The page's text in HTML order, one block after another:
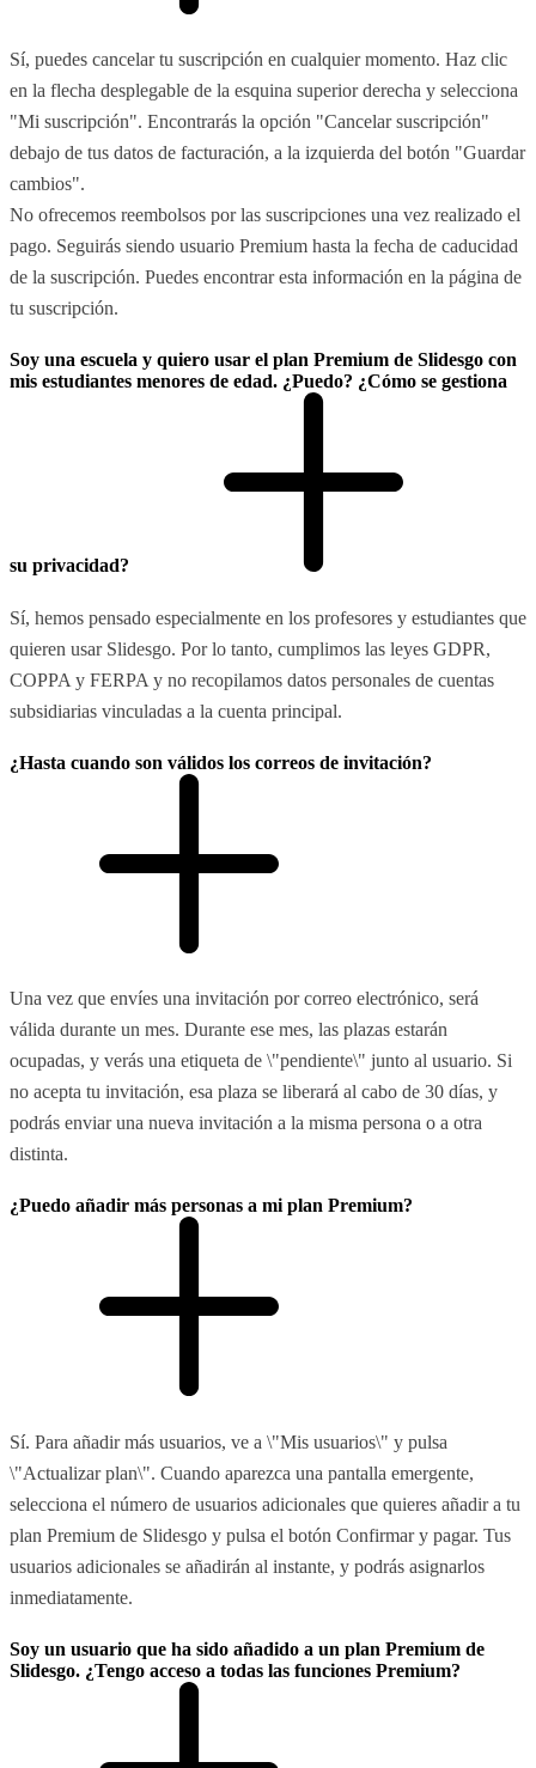
Sí, puedes cancelar tu suscripción en cualquier momento. Haz clic
en la flecha desplegable de la esquina superior derecha y selecciona
"Mi suscripción". Encontrarás la opción "Cancelar suscripción"
debajo de tus datos de facturación, a la izquierda del botón "Guardar
cambios".
No ofrecemos reembolsos por las suscripciones una vez realizado el
pago. Seguirás siendo usuario Premium hasta la fecha de caducidad
de la suscripción. Puedes encontrar esta información en la página de
tu suscripción.
Soy una escuela y quiero usar el plan Premium de Slidesgo con
mis estudiantes menores de edad. ¿Puedo? ¿Cómo se gestiona
su privacidad?
Sí, hemos pensado especialmente en los profesores y estudiantes que
quieren usar Slidesgo. Por lo tanto, cumplimos las leyes GDPR,
COPPA y FERPA y no recopilamos datos personales de cuentas
subsidiarias vinculadas a la cuenta principal.
¿Hasta cuando son válidos los correos de invitación?
Una vez que envíes una invitación por correo electrónico, será
válida durante un mes. Durante ese mes, las plazas estarán
ocupadas, y verás una etiqueta de \"pendiente\" junto al usuario. Si
no acepta tu invitación, esa plaza se liberará al cabo de 30 días, y
podrás enviar una nueva invitación a la misma persona o a otra
distinta.
¿Puedo añadir más personas a mi plan Premium?
Sí. Para añadir más usuarios, ve a \"Mis usuarios\" y pulsa
\"Actualizar plan\". Cuando aparezca una pantalla emergente,
selecciona el número de usuarios adicionales que quieres añadir a tu
plan Premium de Slidesgo y pulsa el botón Confirmar y pagar. Tus
usuarios adicionales se añadirán al instante, y podrás asignarlos
inmediatamente.
Soy un usuario que ha sido añadido a un plan Premium de
Slidesgo. ¿Tengo acceso a todas las funciones Premium?